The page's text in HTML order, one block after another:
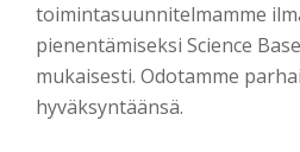
toimintasuunnitelmamme
pienentämiseksi Science
mukaisesti. Odotamme
hyväksyntäänsä.